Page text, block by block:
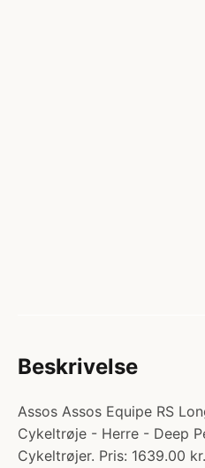
Beskrivelse
Assos Assos Equipe RS
Cykeltrøje - Herre - Deep
Cykeltrøjer. Pris: 1639.00